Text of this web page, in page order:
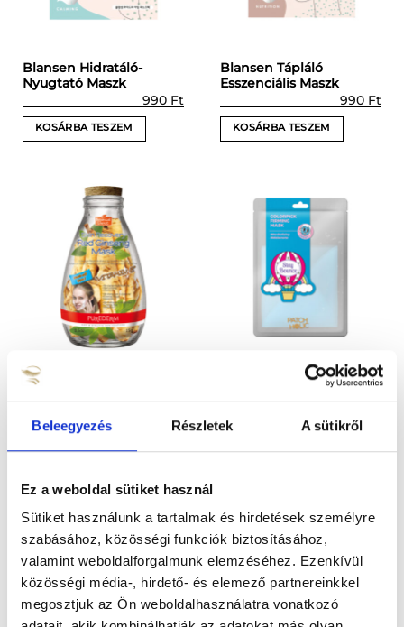
Beleegyezés Részletek A sütikről
Ez a weboldal sütiket használ
Sütiket használunk a tartalmak és hirdetések személyre
szabásához, közösségi funkciók biztosításához,
valamint weboldalforgalmunk elemzéséhez. Ezenkívül
közösségi média-, hirdető- és elemező partnereinkkel
megosztjuk az Ön weboldalhasználatra vonatkozó
Blansen Hidratáló-
Nyugtató Maszk
990 Ft
KOSÁRBA TESZEM
Blansen Tápláló
Esszenciális Maszk
990 Ft
KOSÁRBA TESZEM
Bőrregeneráló Vörös
Ginzeng Maszk
590Ft
KOSÁRBA TESZEM
Colorpick Feszesítő
790Ft